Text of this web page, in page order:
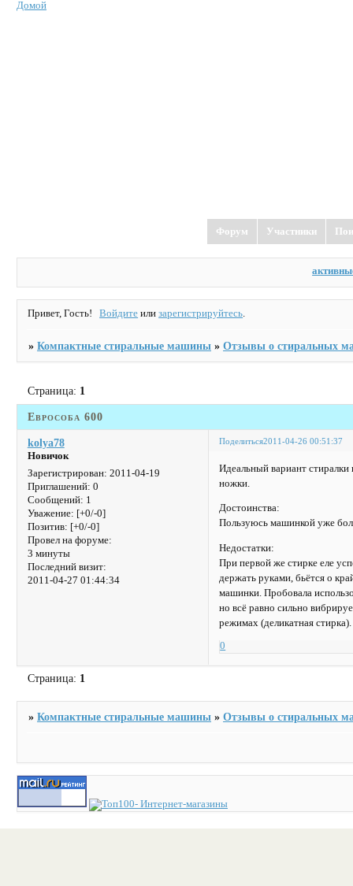
Домой
Форум Участники
Привет, Гость! Войдите илизарегистрируйтесь.
»Компактные стиральные машины »Отзывы о стиральных
Еврособа 600
Страница: 1
Поделиться2011-04-26 00:51:37
kolya78
Новичок
Зарегистрирован: 2011-04-19
Приглашений: 0
Сообщений: 1
Уважение: [+0/-0]
Позитив: [+0/-0]
Провел на форуме:
3 минуты
Последний визит:
2011-04-27 01:44:34
Идеальный вариант
ножки.
Достоинства:
Пользуюсь машинкой уже
Недостатки:
При первой же стирке еле
держать руками, бьётся о
машинки. Пробовала
но всё равно сильно
режимах (деликатная
0
Страница: 1
»Компактные стиральные машины »Отзывы о стиральных